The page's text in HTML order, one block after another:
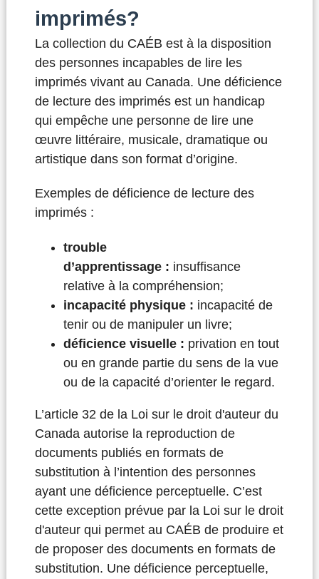
imprimés?
La collection du CAÉB est à la disposition
des personnes incapables de lire les
imprimés vivant au Canada. Une déficience
de lecture des imprimés est un handicap
qui empêche une personne de lire une
œuvre littéraire, musicale, dramatique ou
artistique dans son format d’origine.
Exemples de déficience de lecture des
imprimés :
trouble
d’apprentissage : insuffisance
relative à la compréhension;
incapacité physique : incapacité de
tenir ou de manipuler un livre;
déficience visuelle : privation en tout
ou en grande partie du sens de la vue
ou de la capacité d’orienter le regard.
L’article 32 de la Loi sur le droit d'auteur du
Canada autorise la reproduction de
documents publiés en formats de
substitution à l’intention des personnes
ayant une déficience perceptuelle. C’est
cette exception prévue par la Loi sur le droit
d'auteur qui permet au CAÉB de produire et
de proposer des documents en formats de
substitution. Une déficience perceptuelle,